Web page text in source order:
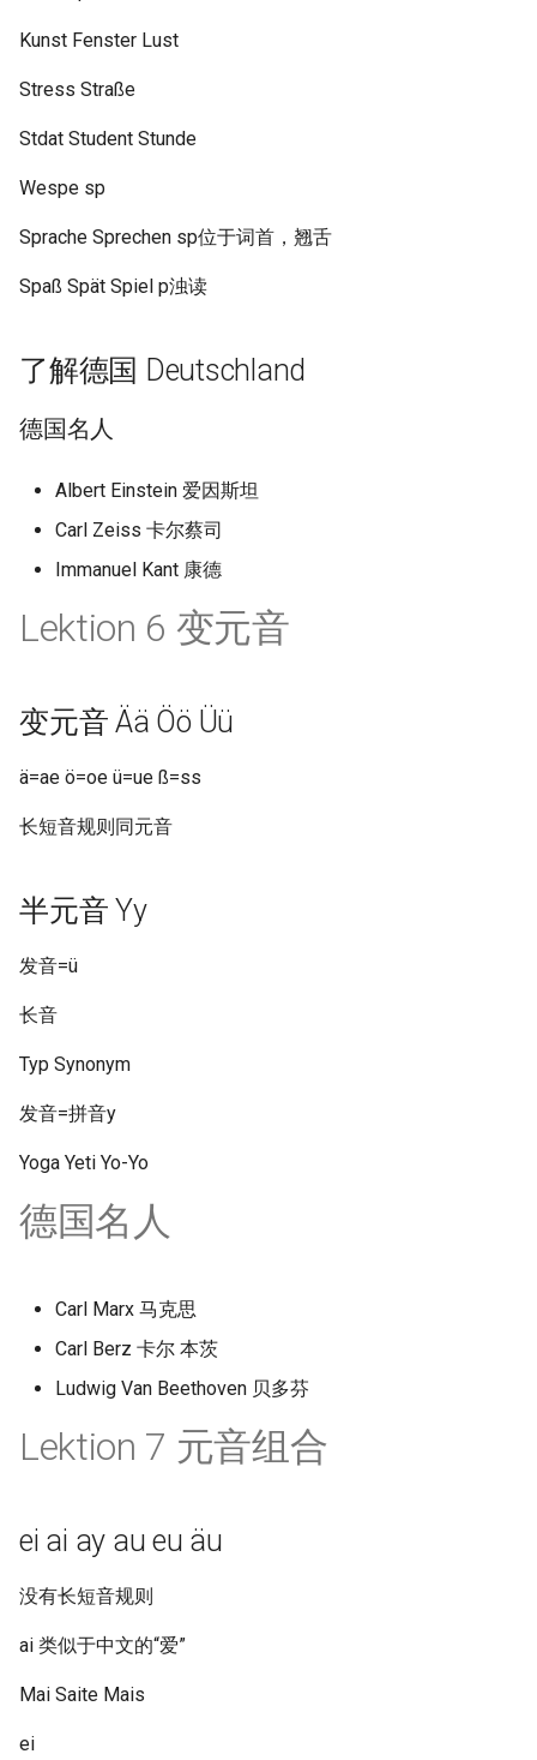
Kunst Fenster Lust
Stress Straße
Stdat Student Stunde
Wespe sp
Sprache Sprechen sp位于词首，翘舌
Spaß Spät Spiel p浊读
了解德国 Deutschland
德国名人
Albert Einstein 爱因斯坦
Carl Zeiss 卡尔蔡司
Immanuel Kant 康德
Lektion 6 变元音
变元音 Ää Öö Üü
ä=ae ö=oe ü=ue ß=ss
长短音规则同元音
半元音 Yy
发音=ü
长音
Typ Synonym
发音=拼音y
Yoga Yeti Yo-Yo
德国名人
Carl Marx 马克思
Carl Berz 卡尔 本茨
Ludwig Van Beethoven 贝多芬
Lektion 7 元音组合
ei ai ay au eu äu
没有长短音规则
ai 类似于中文的“爱”
Mai Saite Mais
ei